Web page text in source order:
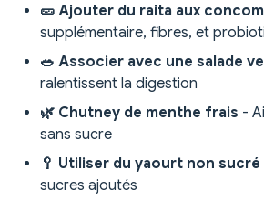
🥒 Ajouter du raita aux
supplémentaire, fibres, et
🥗 Associer avec une salade
ralentissent la digestion
🌿 Chutney de menthe frais -
sans sucre
🥄 Utiliser du yaourt non sucré
sucres ajoutés